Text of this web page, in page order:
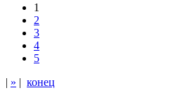
1
2
3
4
5
| » | конец